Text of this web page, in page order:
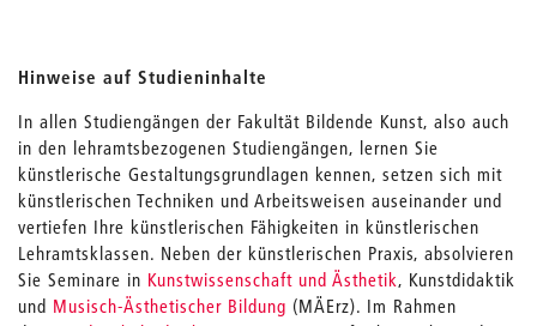
Hinweise auf Studieninhalte
In allen Studiengängen der Fakultät Bildende Kunst, also auch
in den lehramtsbezogenen Studiengängen, lernen Sie
künstlerische Gestaltungsgrundlagen kennen, setzen sich mit
künstlerischen Techniken und Arbeitsweisen auseinander und
vertiefen Ihre künstlerischen Fähigkeiten in künstlerischen
Lehramtsklassen. Neben der künstlerischen Praxis, absolvieren
Sie Seminare in Kunstwissenschaft und Ästhetik, Kunstdidaktik
und Musisch-Ästhetischer Bildung (MÄErz). Im Rahmen